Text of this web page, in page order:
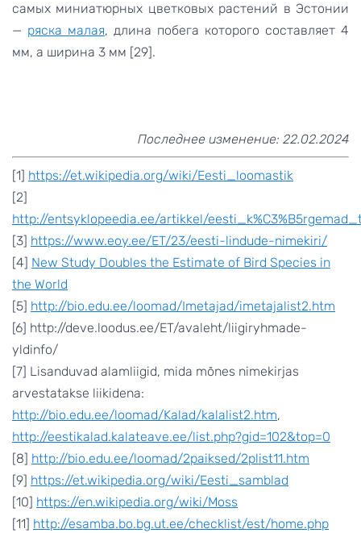
самых миниатюрных цветковых растений в Эстонии
— ряска малая, длина побега которого составляет 4
мм, а ширина 3 мм [29].
Последнее изменение: 22.02.2024
[1] https://et.wikipedia.org/wiki/Eesti_loomastik
[2]
http://entsyklopeedia.ee/artikkel/
[3] https://www.eoy.ee/ET/23/eesti-lindude-nimekiri/
[4] New Study Doubles the Estimate of Bird Species in
the World
[5] http://bio.edu.ee/loomad/Imetajad/imetajalist2.htm
[6] http://deve.loodus.ee/ET/avaleht/liigiryhmade-
yldinfo/
[7] Lisanduvad alamliigid, mida mõnes nimekirjas
arvestatakse liikidena:
http://bio.edu.ee/loomad/Kalad/kalalist2.htm,
http://eestikalad.kalateave.ee/list.php?gid=102&top=0
[8] http://bio.edu.ee/loomad/2paiksed/2plist11.htm
[9] https://et.wikipedia.org/wiki/Eesti_samblad
[10] https://en.wikipedia.org/wiki/Moss
[11] http://esamba.bo.bg.ut.ee/checklist/est/home.php